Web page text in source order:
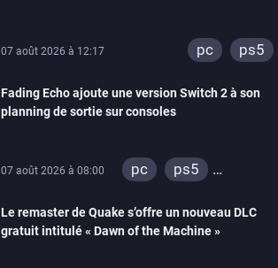
07 août 2026 à 12:17 pc ps5
Fading Echo ajoute une version Switch 2 à son
planning de sortie sur consoles
07 août 2026 à 08:00 pc
ps5
Le remaster de Quake s’offre un nouveau DLC
gratuit intitulé « Dawn of the Machine »